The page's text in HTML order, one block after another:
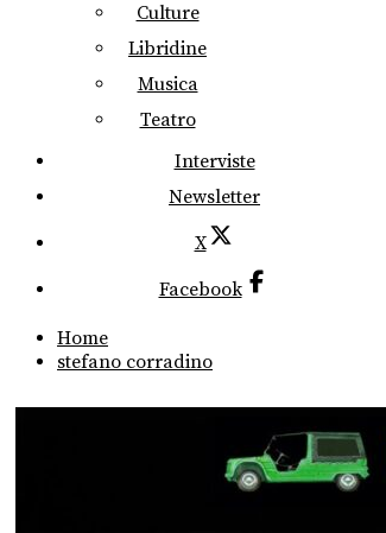
Culture
Libridine
Musica
Teatro
Interviste
Newsletter
X
Facebook
Home
stefano corradino